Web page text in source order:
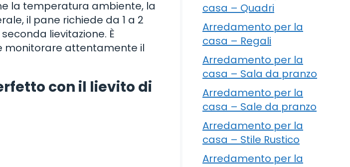
la temperatura ambiente, la
il pane richiede da 1 a 2
lievitazione. È
monitorare attentamente il
con il lievito di
casa – Quadri
Arredamento per la
casa – Regali
Arredamento per la
casa – Sala da pranzo
Arredamento per la
casa – Sale da pranzo
Arredamento per la
casa – Stile Rustico
Arredamento per la